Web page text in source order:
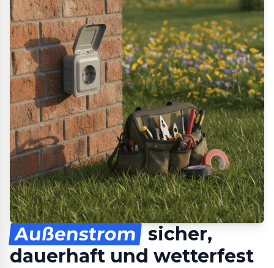
Außenstrom sicher,
dauerhaft und wetterfest